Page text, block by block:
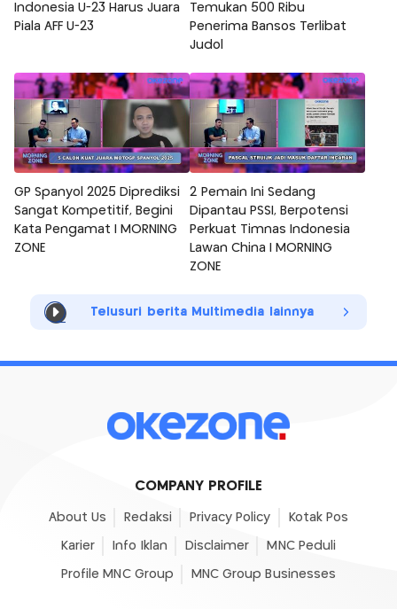
Indonesia U-23 Harus Juara
Piala AFF U-23
Temukan 500 Ribu
Penerima Bansos Terlibat
Judol
GP Spanyol 2025 Diprediksi
Sangat Kompetitif, Begini
Kata Pengamat | MORNING
ZONE
2 Pemain Ini Sedang
Dipantau PSSI, Berpotensi
Perkuat Timnas Indonesia
Lawan China | MORNING
ZONE
Telusuri berita Multimedia lainnya
COMPANY PROFILE
About Us Redaksi Privacy Policy Kotak Pos
Karier Info Iklan Disclaimer MNC Peduli
Profile MNC Group MNC Group Businesses